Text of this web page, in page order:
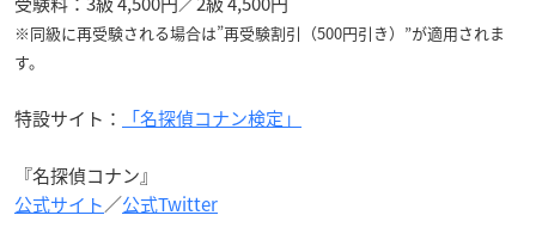
※同級に再受験される場合は”再受験割引（500円引き）”が適用されま
す。
特設サイト： 「名探偵コナン検定」
『名探偵コナン』
公式サイト／公式Twitter